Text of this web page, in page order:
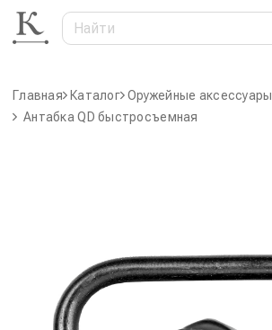
Главная Каталог Оружейные аксессуары
Антабка QD быстросъемная